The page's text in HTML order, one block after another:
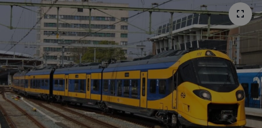
VIDEO GALERİ
ALGEMENE VOORWAARDEN
CONTACT
Çerez Politikası